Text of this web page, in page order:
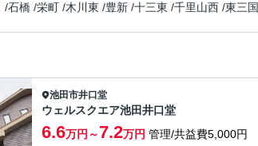
/石橋 /栄町 /木川東 /豊新 /十三東 /千里山西 /東三国
池田市井口堂
ウェルスクエア池田井口堂
6.6万円～7.2万円 管理/共益費5,000円